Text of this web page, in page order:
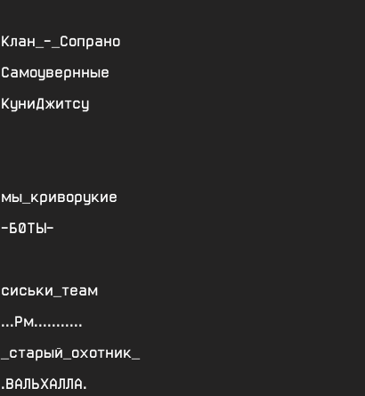
Клан_-_Сопрано
Самоувернные
КуниДжитсу
мы_криворукие
-Б0ТЫ-
сиськи_теам
...Рм...........
_старый_охотник_
.ВАЛЬХАЛЛА.